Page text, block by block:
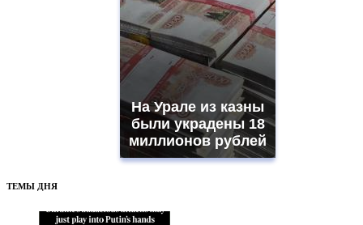
На Урале из казны
были украдены 18
миллионов рублей
ТЕМЫ ДНЯ